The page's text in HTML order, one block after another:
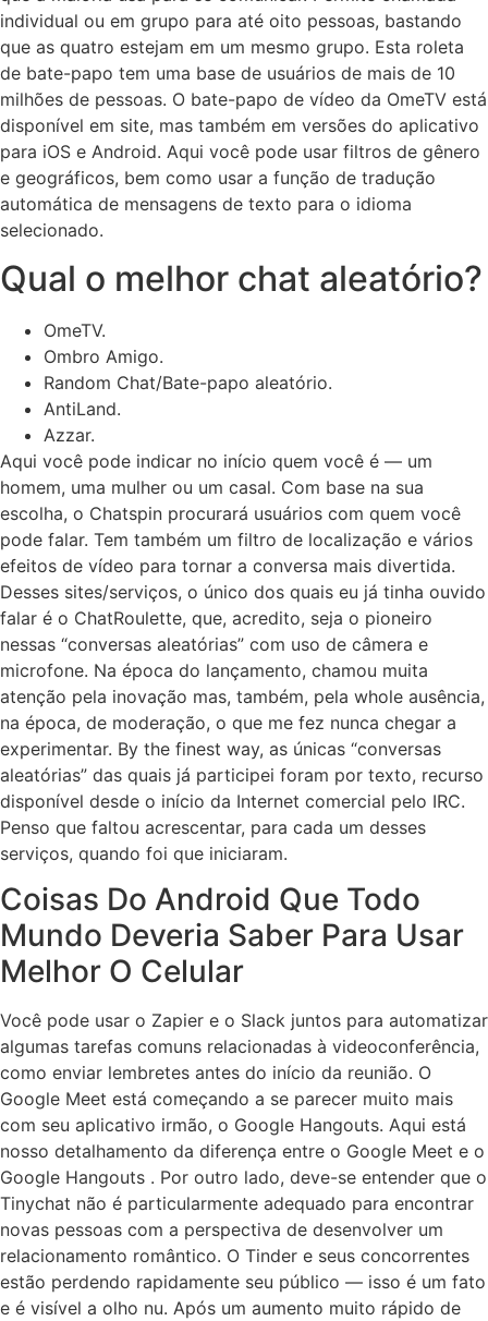
individual ou em grupo para até oito pessoas, bastando
que as quatro estejam em um mesmo grupo. Esta roleta
de bate-papo tem uma base de usuários de mais de 10
milhões de pessoas. O bate-papo de vídeo da OmeTV está
disponível em site, mas também em versões do aplicativo
para iOS e Android. Aqui você pode usar filtros de gênero
e geográficos, bem como usar a função de tradução
automática de mensagens de texto para o idioma
selecionado.
Qual o melhor chat aleatório?
OmeTV.
Ombro Amigo.
Random Chat/Bate-papo aleatório.
AntiLand.
Azzar.
Aqui você pode indicar no início quem você é — um
homem, uma mulher ou um casal. Com base na sua
escolha, o Chatspin procurará usuários com quem você
pode falar. Tem também um filtro de localização e vários
efeitos de vídeo para tornar a conversa mais divertida.
Desses sites/serviços, o único dos quais eu já tinha ouvido
falar é o ChatRoulette, que, acredito, seja o pioneiro
nessas “conversas aleatórias” com uso de câmera e
microfone. Na época do lançamento, chamou muita
atenção pela inovação mas, também, pela whole ausência,
na época, de moderação, o que me fez nunca chegar a
experimentar. By the finest way, as únicas “conversas
aleatórias” das quais já participei foram por texto, recurso
disponível desde o início da Internet comercial pelo IRC.
Penso que faltou acrescentar, para cada um desses
serviços, quando foi que iniciaram.
Coisas Do Android Que Todo
Mundo Deveria Saber Para Usar
Melhor O Celular
Você pode usar o Zapier e o Slack juntos para automatizar
algumas tarefas comuns relacionadas à videoconferência,
como enviar lembretes antes do início da reunião. O
Google Meet está começando a se parecer muito mais
com seu aplicativo irmão, o Google Hangouts. Aqui está
nosso detalhamento da diferença entre o Google Meet e o
Google Hangouts . Por outro lado, deve-se entender que o
Tinychat não é particularmente adequado para encontrar
novas pessoas com a perspectiva de desenvolver um
relacionamento romântico. O Tinder e seus concorrentes
estão perdendo rapidamente seu público — isso é um fato
e é visível a olho nu. Após um aumento muito rápido de